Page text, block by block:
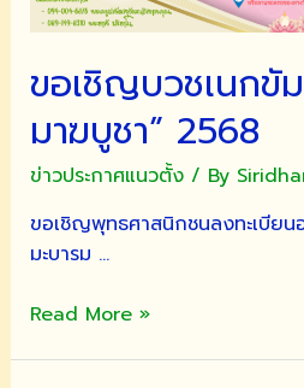
ขอเชิญบวชเนกขั
มาฆบูชา” 2568
ข่าวประกาศแนวตั้ง/ By
ขอเชิญพุทธศาสนิกชนลงทะเบียน
มะบารม …
ขอ
Read More »